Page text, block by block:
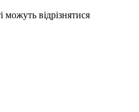
можуть відрізнятися